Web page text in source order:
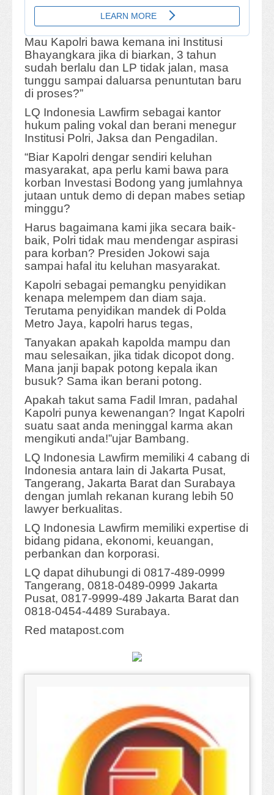
Mau Kapolri bawa kemana ini Institusi
Bhayangkara jika di biarkan, 3 tahun
sudah berlalu dan LP tidak jalan, masa
tunggu sampai daluarsa penuntutan baru
di proses?”
LQ Indonesia Lawfirm sebagai kantor
hukum paling vokal dan berani menegur
Institusi Polri, Jaksa dan Pengadilan.
“Biar Kapolri dengar sendiri keluhan
masyarakat, apa perlu kami bawa para
korban Investasi Bodong yang jumlahnya
jutaan untuk demo di depan mabes setiap
minggu?
Harus bagaimana kami jika secara baik-
baik, Polri tidak mau mendengar aspirasi
para korban? Presiden Jokowi saja
sampai hafal itu keluhan masyarakat.
Kapolri sebagai pemangku penyidikan
kenapa melempem dan diam saja.
Terutama penyidikan mandek di Polda
Metro Jaya, kapolri harus tegas,
Tanyakan apakah kapolda mampu dan
mau selesaikan, jika tidak dicopot dong.
Mana janji bapak potong kepala ikan
busuk? Sama ikan berani potong.
Apakah takut sama Fadil Imran, padahal
Kapolri punya kewenangan? Ingat Kapolri
suatu saat anda meninggal karma akan
mengikuti anda!”ujar Bambang.
LQ Indonesia Lawfirm memiliki 4 cabang di
Indonesia antara lain di Jakarta Pusat,
Tangerang, Jakarta Barat dan Surabaya
dengan jumlah rekanan kurang lebih 50
lawyer berkualitas.
LQ Indonesia Lawfirm memiliki expertise di
bidang pidana, ekonomi, keuangan,
perbankan dan korporasi.
LQ dapat dihubungi di 0817-489-0999
Tangerang, 0818-0489-0999 Jakarta
Pusat, 0817-9999-489 Jakarta Barat dan
0818-0454-4489 Surabaya.
Red matapost.com